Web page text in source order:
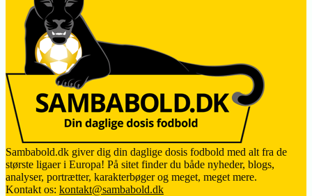
Sambabold.dk giver dig din daglige dosis fodbold med alt fra de
største ligaer i Europa! På sitet finder du både nyheder, blogs,
analyser, portrætter, karakterbøger og meget, meget mere.
Kontakt os: kontakt@sambabold.dk